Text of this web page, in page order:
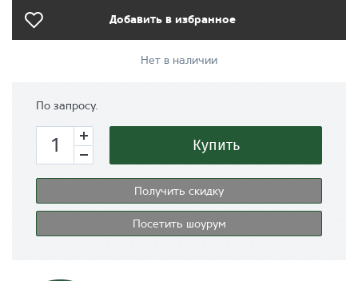
Добавить в избранное
Нет в наличии
По запросу.
Купить
Получить скидку
Посетить шоурум